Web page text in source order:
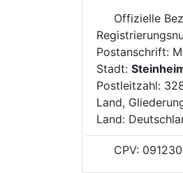
Offizielle
Postanschrift:
Stadt:
Postleitzahl:
Land,
Land:
CPV: